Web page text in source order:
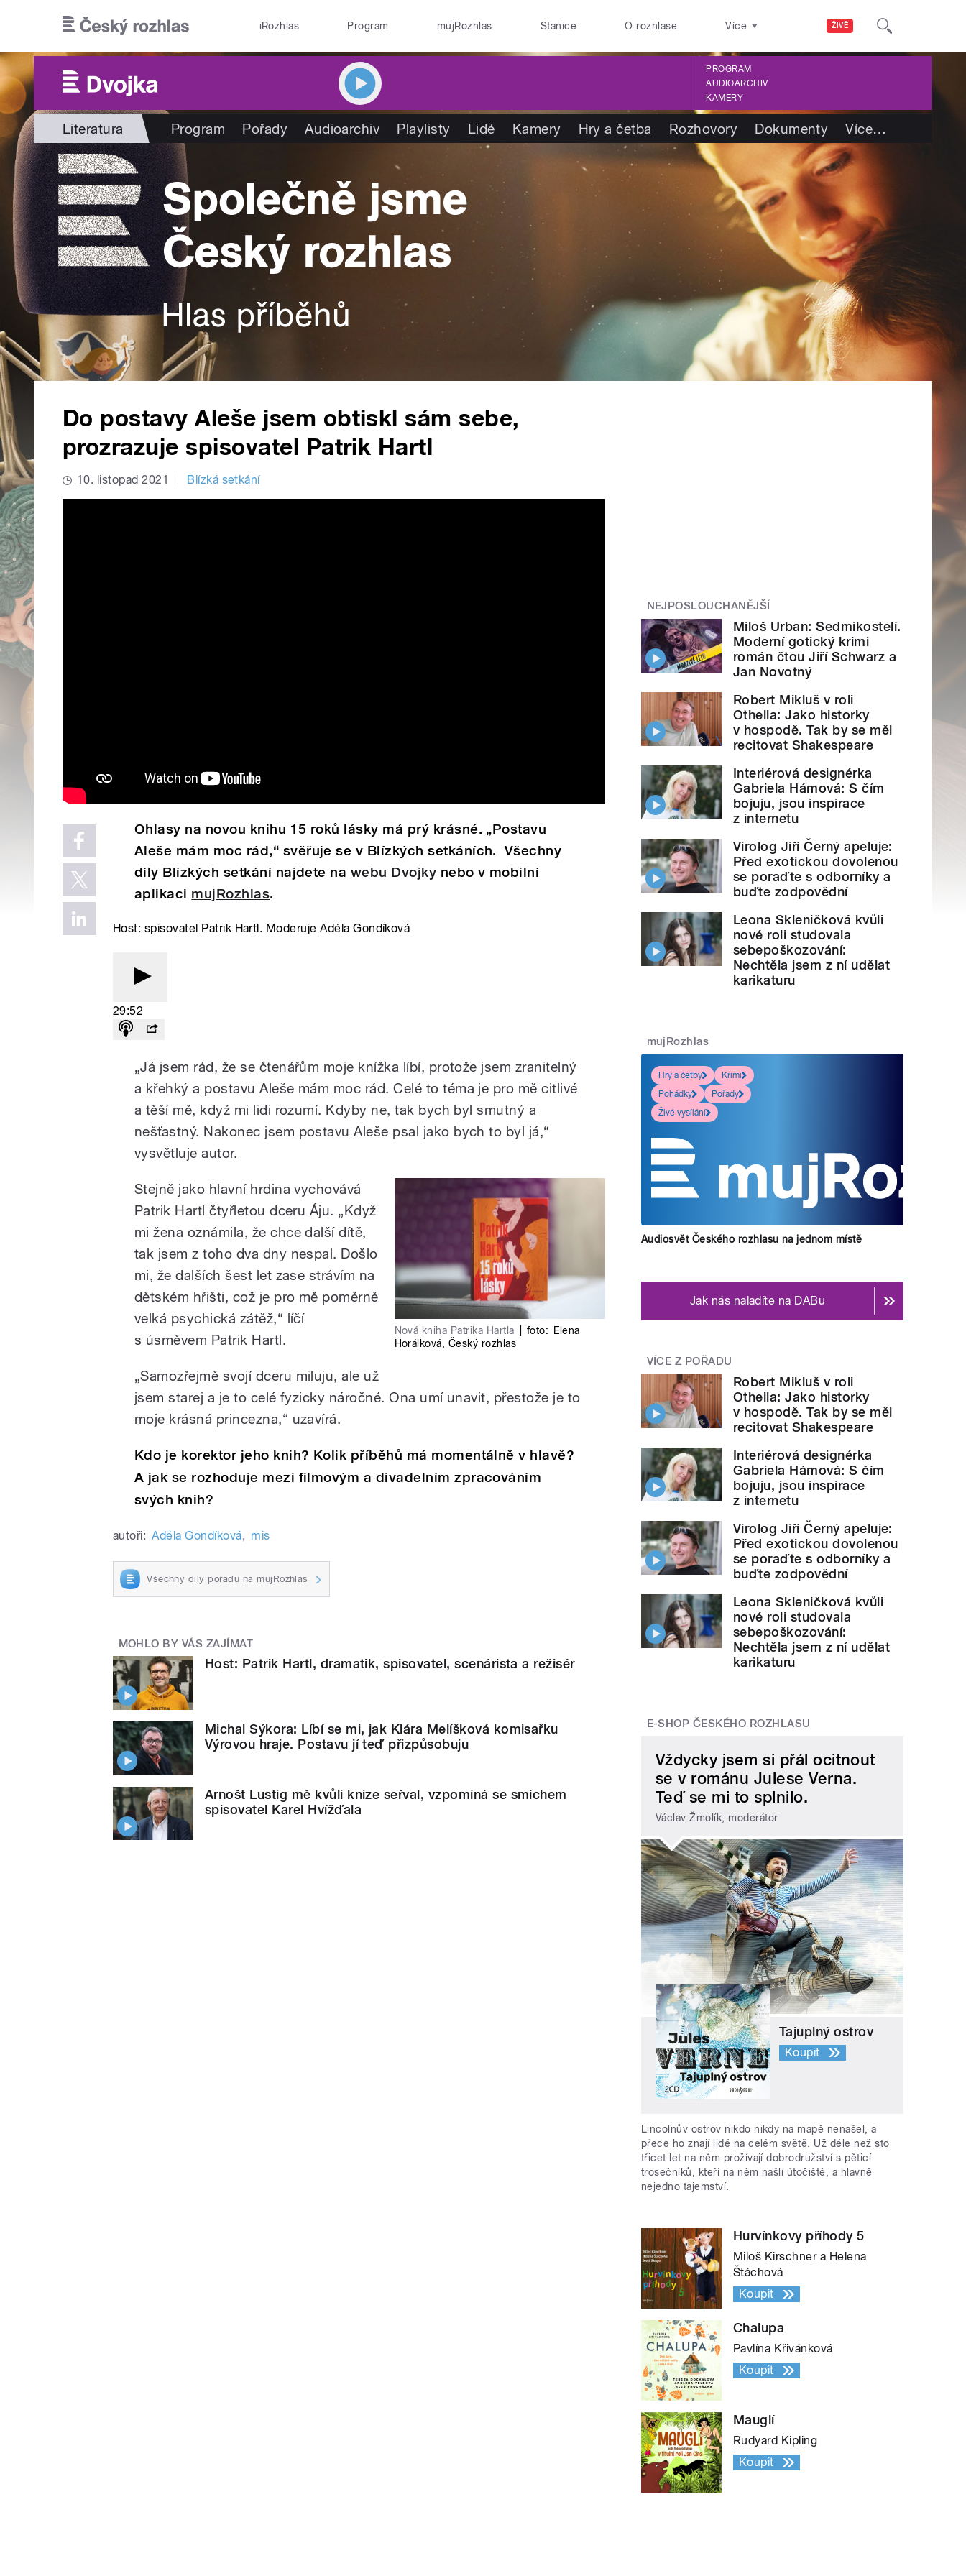
ŽIVĚ
iRozhlas Program mujRozhlas Stanice O rozhlase Více
PROGRAM
AUDIOARCHIV
KAMERY
Literatura Program Pořady Audioarchiv Playlisty Lidé Kamery Hry a četba Rozhovory Dokumenty Více…
Do postavy Aleše jsem obtiskl sám sebe,
prozrazuje spisovatel Patrik Hartl
10. listopad 2021 Blízká setkání
Ohlasy na novou knihu 15 roků lásky má prý krásné. „Postavu
Aleše mám moc rád,“ svěřuje se v Blízkých setkáních. Všechny
díly Blízkých setkání najdete na webu Dvojky nebo v mobilní
aplikaci mujRozhlas.
Host: spisovatel Patrik Hartl. Moderuje Adéla Gondíková
29:52
„Já jsem rád, že se čtenářům moje knížka líbí, protože jsem zranitelný
a křehký a postavu Aleše mám moc rád. Celé to téma je pro mě citlivé
a těší mě, když mi lidi rozumí. Kdyby ne, tak bych byl smutný a
nešťastný. Nakonec jsem postavu Aleše psal jako bych to byl já,“
vysvětluje autor.
Nová kniha Patrika Hartla foto:
Elena
Horálková, Český rozhlas
Stejně jako hlavní hrdina vychovává
Patrik Hartl čtyřletou dceru Áju. „Když
mi žena oznámila, že chce další dítě,
tak jsem z toho dva dny nespal. Došlo
mi, že dalších šest let zase strávím na
dětském hřišti, což je pro mě poměrně
velká psychická zátěž,“ líčí
s úsměvem Patrik Hartl.
„Samozřejmě svojí dceru miluju, ale už
jsem starej a je to celé fyzicky náročné. Ona umí unavit, přestože je to
moje krásná princezna,“ uzavírá.
Kdo je korektor jeho knih? Kolik příběhů má momentálně v hlavě?
A jak se rozhoduje mezi filmovým a divadelním zpracováním
svých knih?
autoři: Adéla Gondíková, mis
Všechny díly pořadu na mujRozhlas
MOHLO BY VÁS ZAJÍMAT
Host: Patrik Hartl, dramatik, spisovatel, scenárista a režisér
Michal Sýkora: Líbí se mi, jak Klára Melíšková komisařku
Výrovou hraje. Postavu jí teď přizpůsobuju
Arnošt Lustig mě kvůli knize seřval, vzpomíná se smíchem
spisovatel Karel Hvížďala
NEJPOSLOUCHANĚJŠÍ
Miloš Urban: Sedmikostelí.
Moderní gotický krimi
román čtou Jiří Schwarz a
Jan Novotný
Robert Mikluš v roli
Othella: Jako historky
v hospodě. Tak by se měl
recitovat Shakespeare
Interiérová designérka
Gabriela Hámová: S čím
bojuju, jsou inspirace
z internetu
Virolog Jiří Černý apeluje:
Před exotickou dovolenou
se poraďte s odborníky a
buďte zodpovědní
Leona Skleničková kvůli
nové roli studovala
sebepoškozování:
Nechtěla jsem z ní udělat
karikaturu
mujRozhlas
Hry a četby
Krimi
Pohádky
Pořady
Živé vysílání
Audiosvět Českého rozhlasu na jednom místě
Jak nás naladíte na DABu
VÍCE Z POŘADU
Robert Mikluš v roli
Othella: Jako historky
v hospodě. Tak by se měl
recitovat Shakespeare
Interiérová designérka
Gabriela Hámová: S čím
bojuju, jsou inspirace
z internetu
Virolog Jiří Černý apeluje:
Před exotickou dovolenou
se poraďte s odborníky a
buďte zodpovědní
Leona Skleničková kvůli
nové roli studovala
sebepoškozování:
Nechtěla jsem z ní udělat
karikaturu
E-SHOP ČESKÉHO ROZHLASU
Vždycky jsem si přál ocitnout
se v románu Julese Verna.
Teď se mi to splnilo.
Václav Žmolík, moderátor
Tajuplný ostrov
Koupit
Lincolnův ostrov nikdo nikdy na mapě nenašel, a
přece ho znají lidé na celém světě. Už déle než sto
třicet let na něm prožívají dobrodružství s pěticí
trosečníků, kteří na něm našli útočiště, a hlavně
nejedno tajemství.
Hurvínkovy příhody 5
Miloš Kirschner a Helena
Štáchová
Koupit
Chalupa
Pavlína Křivánková
Koupit
Mauglí
Rudyard Kipling
Koupit